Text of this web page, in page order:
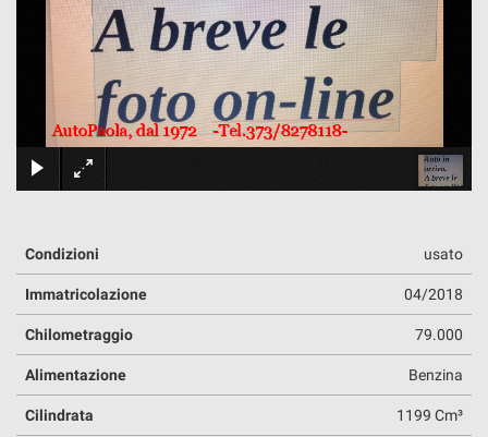
ASSISTENZA
DOVE SIAMO
×
Condizioni usato
Immatricolazione 04/2018
Chilometraggio 79.000
Alimentazione Benzina
Cilindrata 1199 Cm³
tecnologie
tracciamento
adottiamo
per
offrire
le
svolgere
attività
di
descritte.
Per
ottenere